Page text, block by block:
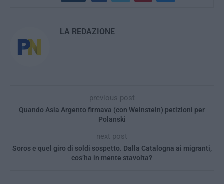
LA REDAZIONE
previous post
Quando Asia Argento firmava (con Weinstein) petizioni per
Polanski
next post
Soros e quel giro di soldi sospetto. Dalla Catalogna ai migranti,
cos’ha in mente stavolta?